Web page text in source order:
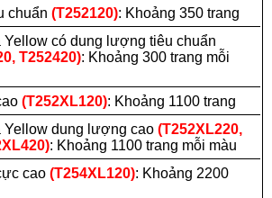
chuẩn (T252120): Khoảng 350 trang
Yellow có dung lượng tiêu chuẩn
T252420): Khoảng 300 trang mỗi
(T252XL120): Khoảng 1100 trang
Yellow dung lượng cao (T252XL220,
: Khoảng 1100 trang mỗi màu
cao (T254XL120): Khoảng 2200